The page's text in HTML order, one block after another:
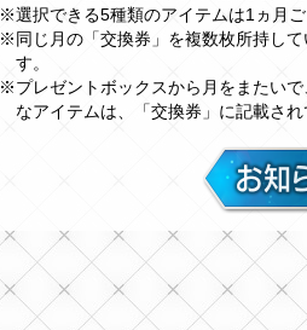
※選択できる5種類のアイテムは1ヵ月
※同じ月の「交換券」を複数枚所持し
す。
※プレゼントボックスから月をまたい
なアイテムは、「交換券」に記載さ